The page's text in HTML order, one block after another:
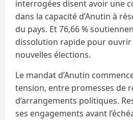
interrogées disent avoir une
dans la capacité d’Anutin à
du pays. Et 76,66 %
dissolution rapide pour ouvrir
nouvelles élections.
Le mandat d’Anutin
tension, entre promesses de
d’arrangements politiques.
ses engagements avant